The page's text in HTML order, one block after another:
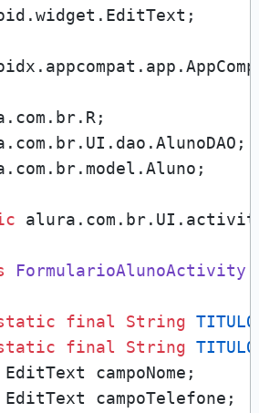
FormularioAlunoActivity
final String
final String
EditText campoNome;
EditText campoTelefone;